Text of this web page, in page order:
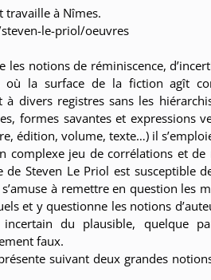
travaille à Nîmes.
le-priol/oeuvres
les notions de réminiscence,
où la surface de la fiction agît
divers registres sans les
formes savantes et expressions
édition, volume, texte…) il
complexe jeu de corrélations et de
Steven Le Priol est susceptible
à remettre en question les
et y questionne les notions
du plausible, quelque
faux.
suivant deux grandes
2012 / 2013, assiettes émaillées,